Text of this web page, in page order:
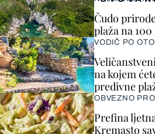
Čudo
plaža na
VODIČ PO
na kojem
predivne
OBVEZNO
Prefina
Kremasto